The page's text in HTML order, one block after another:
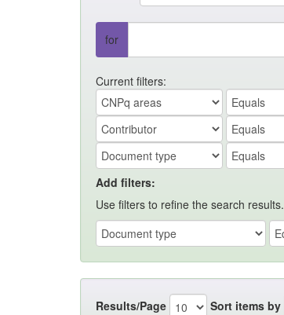
for
Current filters:
Add filters:
Use filters to refine the search results.
Results/Page Sort items by